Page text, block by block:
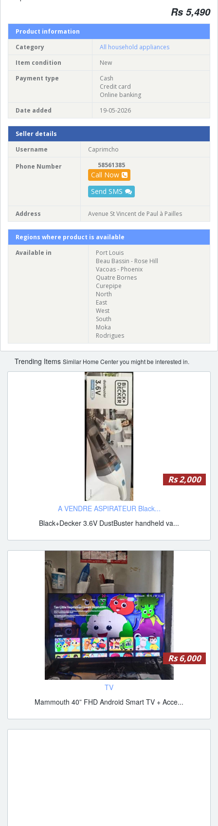
Rs 5,490
Product information
Category
All household appliances
Item condition
New
Payment type
Cash
Credit card
Online banking
Date added
19-05-2026
Seller details
Username
Caprimcho
Phone Number 58561385
Call Now
Send SMS
Address Avenue St Vincent de Paul à Pailles
Regions where product is available
Available in
Port Louis
Beau Bassin - Rose Hill
Vacoas - Phoenix
Quatre Bornes
Curepipe
North
East
West
South
Moka
Rodrigues
Trending Items Similar Home Center you might be interested in.
Rs 2,000
A VENDRE ASPIRATEUR Black...
Black+Decker 3.6V DustBuster handheld va...
Rs 6,000
TV
Mammouth 40” FHD Android Smart TV + Acce...